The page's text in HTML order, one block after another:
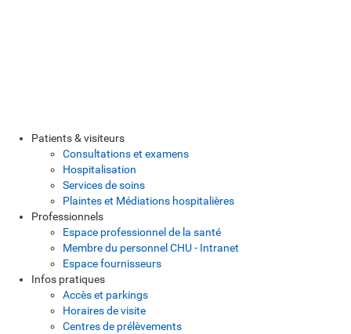
Patients & visiteurs
Consultations et examens
Hospitalisation
Services de soins
Plaintes et Médiations hospitalières
Professionnels
Espace professionnel de la santé
Membre du personnel CHU - Intranet
Espace fournisseurs
Infos pratiques
Accès et parkings
Horaires de visite
Centres de prélèvements